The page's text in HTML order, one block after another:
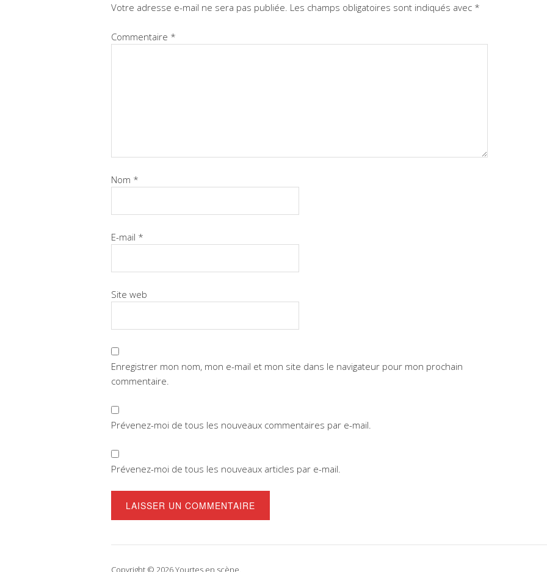
Votre adresse e-mail ne sera pas publiée. Les champs obligatoires sont indiqués avec *
Commentaire *
Nom *
E-mail *
Site web
Enregistrer mon nom, mon e-mail et mon site dans le navigateur pour mon prochain
commentaire.
Prévenez-moi de tous les nouveaux commentaires par e-mail.
Prévenez-moi de tous les nouveaux articles par e-mail.
Copyright © 2026 Yourtes en scène.